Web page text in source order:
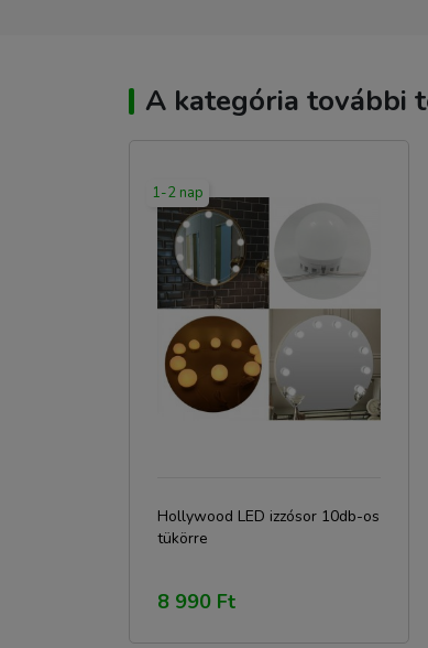
A kategória további
1-2 nap
Hollywood LED izzósor 10db-os
tükörre
8 990 Ft